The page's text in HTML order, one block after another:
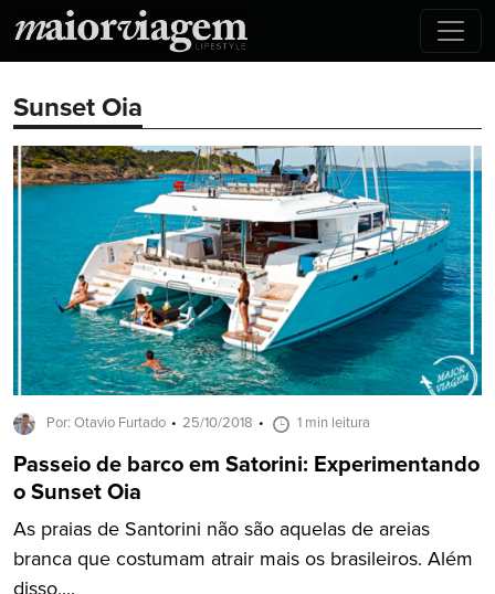
Sunset Oia
Por: Otavio Furtado 25/10/2018 1 min leitura
Passeio de barco em Satorini: Experimentando
o Sunset Oia
As praias de Santorini não são aquelas de areias
branca que costumam atrair mais os brasileiros. Além